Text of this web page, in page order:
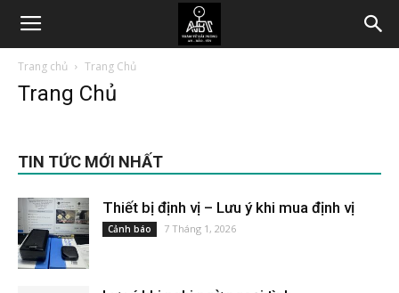
Trang chủ Trang Chủ
Trang Chủ
TIN TỨC MỚI NHẤT
Thiết bị định vị – Lưu ý khi mua định vị
Cảnh báo 7 Tháng 1, 2026